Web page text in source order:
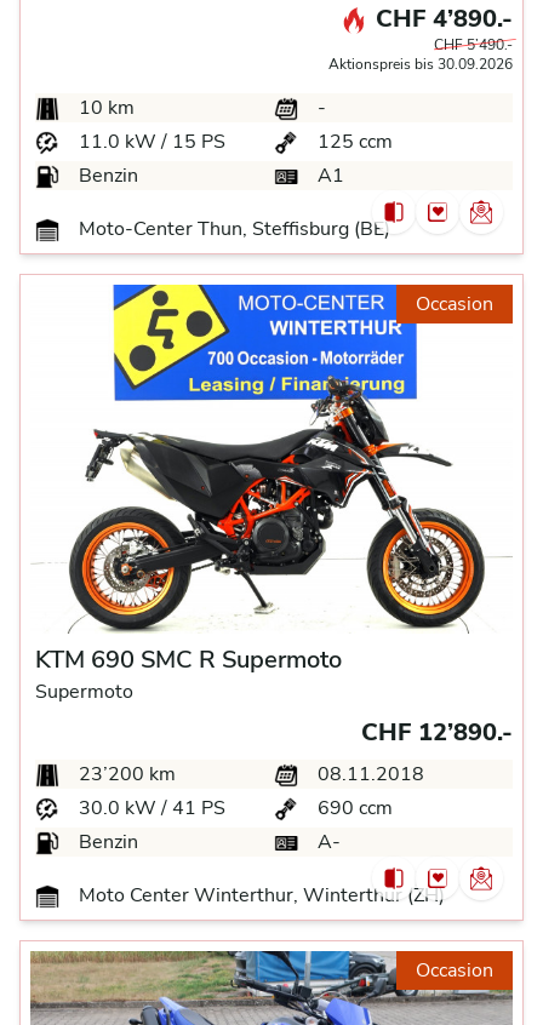
CHF 4’890.-
CHF 5’490.-
Aktionspreis bis 30.09.2026
10 km
-
11.0 kW / 15 PS
125 ccm
Benzin
A1
Moto-Center Thun, Steffisburg (BE)
Occasion
KTM 690 SMC R Supermoto
Supermoto
CHF 12’890.-
23’200 km
08.11.2018
30.0 kW / 41 PS
690 ccm
Benzin
A-
Moto Center Winterthur, Winterthur (ZH)
Occasion